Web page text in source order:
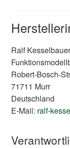
Ralf Kesselbauer
Robert-Bosch-
71711 Murr
Deutschland
E-Mail: ralf-